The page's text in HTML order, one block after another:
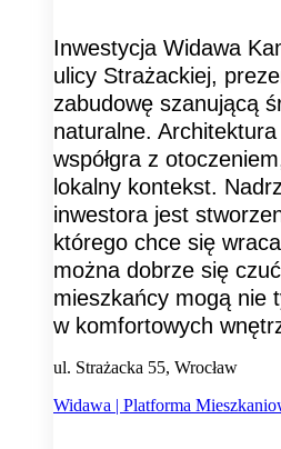
Inwestycja Widawa
ulicy Strażackiej,
zabudowę szanującą
naturalne.
współgra z
lokalny kontekst.
inwestora jest
którego chce się
można dobrze się
mieszkańcy mogą nie
w komfortowych
ul. Strażacka 55, Wrocław
Widawa | Platforma